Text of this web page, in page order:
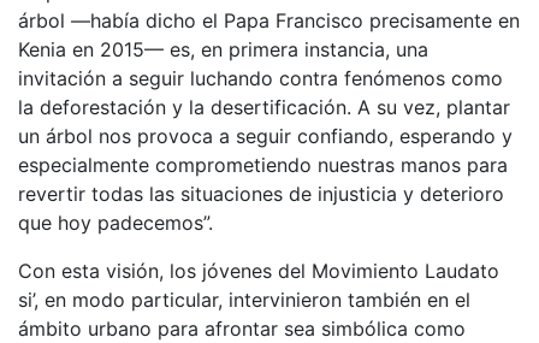
árbol —había dicho el Papa Francisco precisamente en
Kenia en 2015— es, en primera instancia, una
invitación a seguir luchando contra fenómenos como
la deforestación y la desertificación. A su vez, plantar
un árbol nos provoca a seguir confiando, esperando y
especialmente comprometiendo nuestras manos para
revertir todas las situaciones de injusticia y deterioro
que hoy padecemos”.
Con esta visión, los jóvenes del Movimiento Laudato
si’, en modo particular, intervinieron también en el
ámbito urbano para afrontar sea simbólica como